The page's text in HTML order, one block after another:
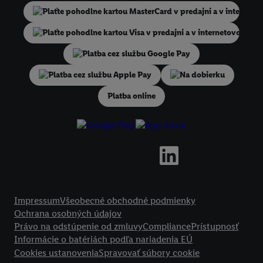
Na dobierku
Platba online
ImpressumVšeobecné obchodné podmienky
Ochrana osobných údajov
Právo na odstúpenie od zmluvyCompliancePrístupnosť
Informácie o batériách podľa nariadenia EÚ
Cookies ustanoveniaSpravovať súbory cookie
niekoľko koncových zariadení alebo používanie viacerých služieb
Lidl, pomocou vašej hashovanej e-mailovej adresy a prípadne ďalších
identifikátorov/identifikátorov, ktoré má spoločnosť Criteo SA k
Prispôsobiť" môžete povoliť jednotlivé účely a nájsť ďalšie
podmienkach spracúvania osobných údajov.
Kliknutím na možnosť "Odmietnuť" môžete povoliť iba používanie
technológií. Kliknutím na "Súhlasím " vyjadríte súhlas so spracúvaním
vyššie uvedené účely. Ďalšie informácie vrátane informácií o dobe
údajov a Vašom práve kedykoľvek odvolať súhlas s účinnosťou do
zásadách ochrany osobných údajov